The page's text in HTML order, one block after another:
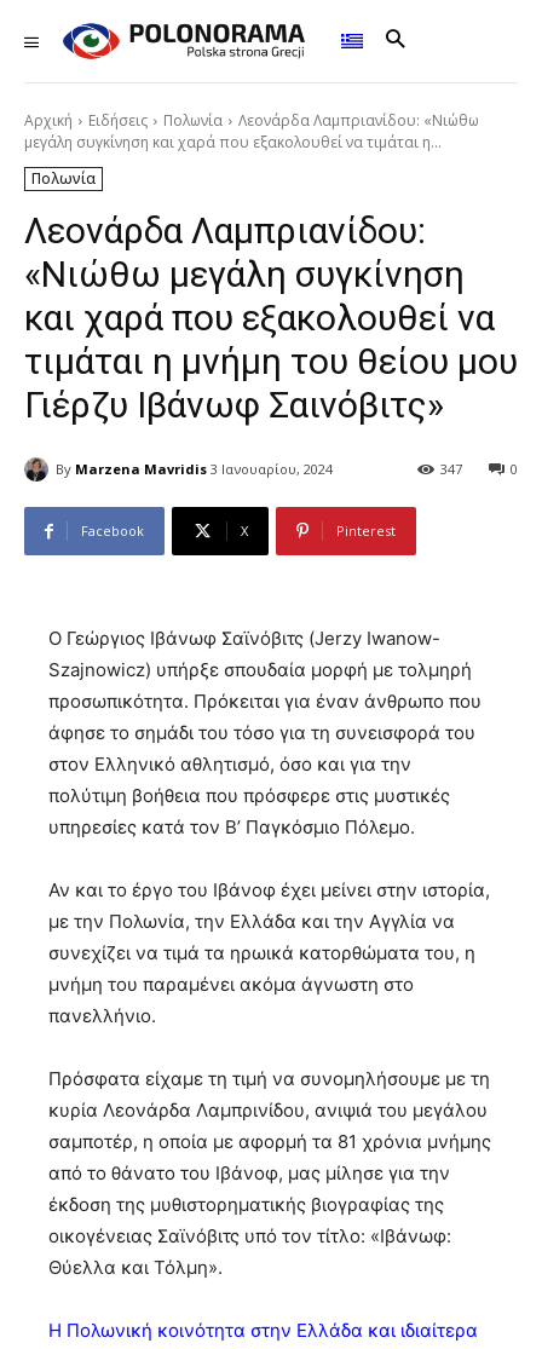
Αρχική Ειδήσεις Πολωνία
Λεονάρδα Λαμπριανίδου: «Νιώθω
μεγάλη συγκίνηση και χαρά που εξακολουθεί να τιμάται η...
Πολωνία
Λεονάρδα Λαμπριανίδου:
«Νιώθω μεγάλη συγκίνηση
και χαρά που εξακολουθεί να
τιμάται η μνήμη του θείου μου
Γιέρζυ Ιβάνωφ Σαινόβιτς»
By Marzena Mavridis 3 Ιανουαρίου, 2024 0
347
Facebook X Pinterest
Ο Γεώργιος Ιβάνωφ Σαϊνόβιτς (Jerzy Iwanow-
Szajnowicz) υπήρξε σπουδαία μορφή με τολμηρή
προσωπικότητα. Πρόκειται για έναν άνθρωπο που
άφησε το σημάδι του τόσο για τη συνεισφορά του
στον Ελληνικό αθλητισμό, όσο και για την
πολύτιμη βοήθεια που πρόσφερε στις μυστικές
υπηρεσίες κατά τον Β’ Παγκόσμιο Πόλεμο.
Αν και το έργο του Ιβάνοφ έχει μείνει στην ιστορία,
με την Πολωνία, την Ελλάδα και την Αγγλία να
συνεχίζει να τιμά τα ηρωικά κατορθώματα του, η
μνήμη του παραμένει ακόμα άγνωστη στο
πανελλήνιο.
Πρόσφατα είχαμε τη τιμή να συνομηλήσουμε με τη
κυρία Λεονάρδα Λαμπρινίδου, ανιψιά του μεγάλου
σαμποτέρ, η οποία με αφορμή τα 81 χρόνια μνήμης
από το θάνατο του Ιβάνοφ, μας μίλησε για την
έκδοση της μυθιστορηματικής βιογραφίας της
οικογένειας Σαϊνόβιτς υπό τον τίτλο: «Ιβάνωφ:
Θύελλα και Τόλμη».
Η Πολωνική κοινότητα στην Ελλάδα και ιδιαίτερα